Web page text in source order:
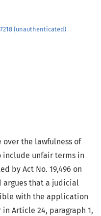
(unauthenticated)
the lawfulness of
include unfair terms in
by Act No. 19,496 on
argues that a judicial
with the application
Article 24, paragraph 1,